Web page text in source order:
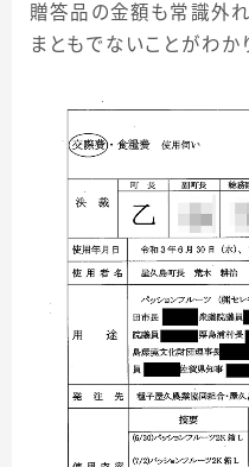
贈答品の金額も常識外
まともでないことがわか